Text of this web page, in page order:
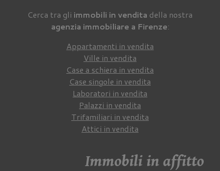
Cerca tra gli immobili in vendita della nostra
agenzia immobiliare a Firenze:
Appartamenti in vendita
Ville in vendita
Case a schiera in vendita
Case singole in vendita
Laboratori in vendita
Palazzi in vendita
Trifamiliari in vendita
Attici in vendita
Immobili in affitto